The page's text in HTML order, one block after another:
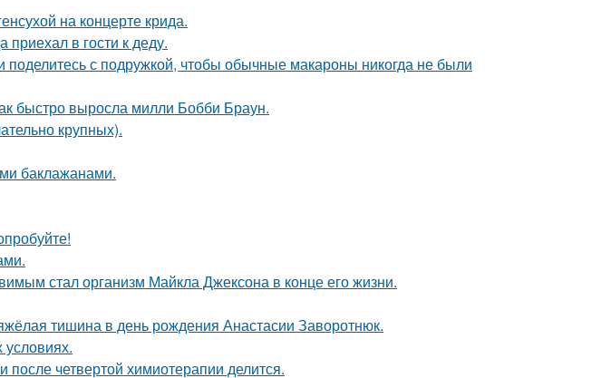
на концерте крида.
приехал в гости к деду.
с подружкой, чтобы обычные макароны никогда не были
быстро выросла милли Бобби Браун.
крупных).
баклажанами.
стал организм Майкла Джексона в конце его жизни.
тишина в день рождения Анастасии Заворотнюк.
четвертой химиотерапии делится.